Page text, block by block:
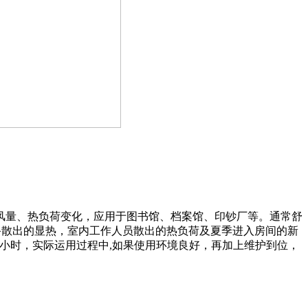
、热负荷变化，应用于图书馆、档案馆、印钞厂等。通常舒
出的显热，室内工作人员散出的热负荷及夏季进入房间的新
时，实际运用过程中,如果使用环境良好，再加上维护到位，